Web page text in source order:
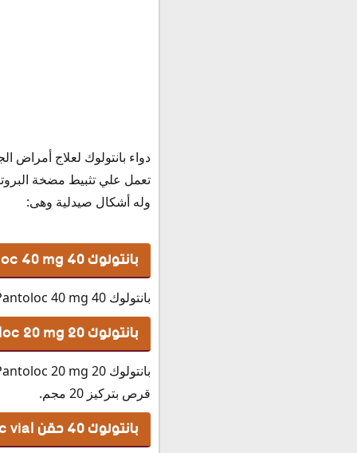
بديل دواء بانتولوك
بديل بانتولوك حقن 40 مجم Pantoloc 40 vial
بديل بانتولوك 40 مجم Pantoloc 40 mg
بديل بانتولوك 20 Pantoloc 20 mg
حفظ وتخزين برشام
دواء بانتولوك لعلاج أمراض
تعمل علي تثبيط مضخة
وله أشكال صيدلية وهى:
بانتولوك 40 Pantoloc 40 mg
بانتولوك 40 Pantoloc 40 mg عبارة عن عبوة تحتوي على شريط واحد به 14 قرص بتركيز 40 مجم.
بانتولوك 20 Pantoloc 20 mg
قرص بتركيز 20 مجم.
بانتولوك 40 حقن Pantoloc vial